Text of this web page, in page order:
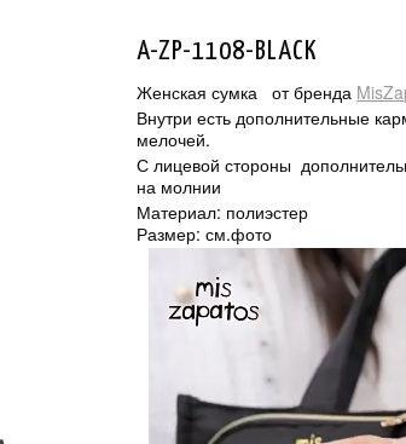
A-ZP-1108-BLACK
Женская сумка от бренда
Внутри есть дополнительные
мелочей.
С лицевой стороны
на молнии
Материал: полиэстер
Размер: см.фото